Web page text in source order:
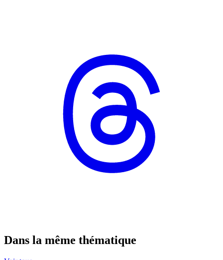
Dans la même thématique